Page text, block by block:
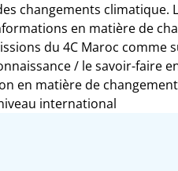
changements climatique.
en matière de
du 4C Maroc comme
/ le savoir-faire
en matière de
international